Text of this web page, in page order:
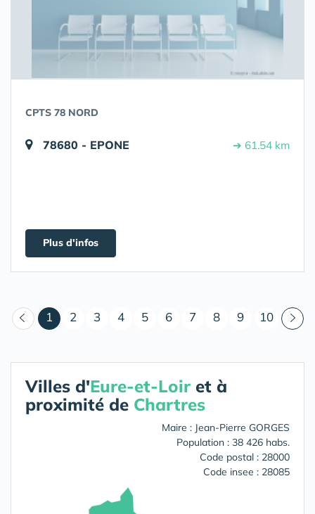
CPTS 78 NORD
78680 - EPONE ➔ 61.54 km
Plus d'infos
1 (courant)
2 3 4 5 6 7 8 9 10
Villes d'Eure-et-Loir et à
proximité de Chartres
Maire : Jean-Pierre GORGES
Population : 38 426 habs.
Code postal : 28000
Code insee : 28085